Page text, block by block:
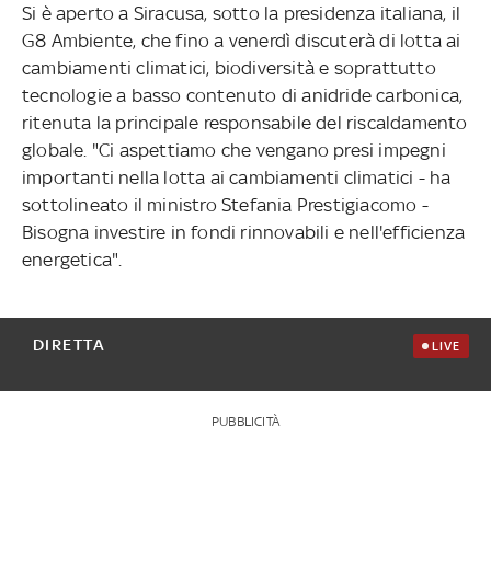
Si è aperto a Siracusa, sotto la presidenza italiana, il
G8 Ambiente, che fino a venerdì discuterà di lotta ai
cambiamenti climatici, biodiversità e soprattutto
tecnologie a basso contenuto di anidride carbonica,
ritenuta la principale responsabile del riscaldamento
globale. "Ci aspettiamo che vengano presi impegni
importanti nella lotta ai cambiamenti climatici - ha
sottolineato il ministro Stefania Prestigiacomo -
Bisogna investire in fondi rinnovabili e nell'efficienza
energetica".
DIRETTA LIVE
PUBBLICITÀ